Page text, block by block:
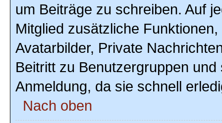
um Beiträge zu schreiben. Auf
Mitglied zusätzliche
Avatarbilder, Private
Beitritt zu Benutzergruppen
Anmeldung, da sie schnell
Nach oben